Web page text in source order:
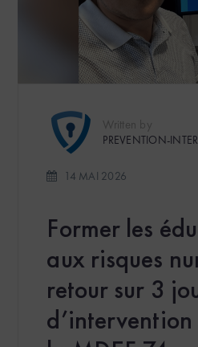
PREVENTION-
14 MAI 2026
Former les
aux risques
retour sur 3